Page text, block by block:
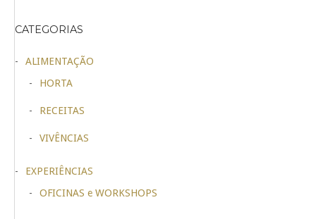
CATEGORIAS
ALIMENTAÇÃO
HORTA
RECEITAS
VIVÊNCIAS
EXPERIÊNCIAS
OFICINAS e WORKSHOPS